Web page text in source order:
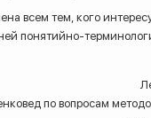
всем тем, кого
понятийно-
по вопросам